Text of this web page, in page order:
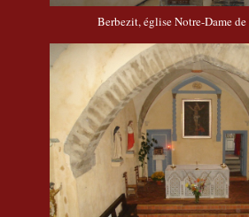
Berbezit, église Notre-Dame